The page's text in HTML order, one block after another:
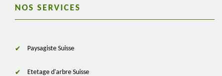
NOS SERVICES
Paysagiste Suisse
Etetage d'arbre Suisse